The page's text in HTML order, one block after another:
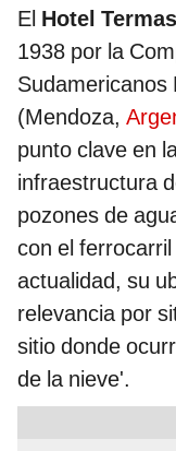
El Hotel
1938 por la
Sudamericanos
(Mendoza,
punto clave en
infraestructura
pozones de
con el
actualidad, su
relevancia por
sitio donde
de la nieve'.